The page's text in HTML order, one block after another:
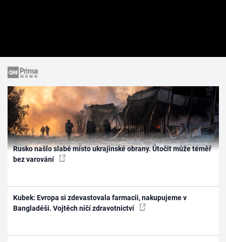
Rusko našlo slabé místo ukrajinské obrany. Útočit může téměř
bez varování
Kubek: Evropa si zdevastovala farmacii, nakupujeme v
Bangladéši. Vojtěch ničí zdravotnictví